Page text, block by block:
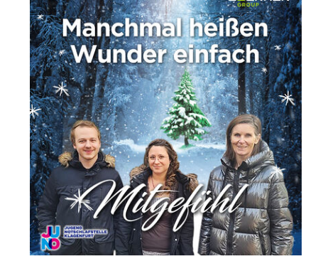
SERVICE
KARRIERE
KONTAKT